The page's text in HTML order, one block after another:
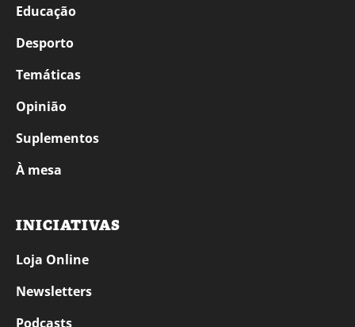
Educação
Desporto
Temáticas
Opinião
Suplementos
À mesa
INICIATIVAS
Loja Online
Newsletters
Podcasts